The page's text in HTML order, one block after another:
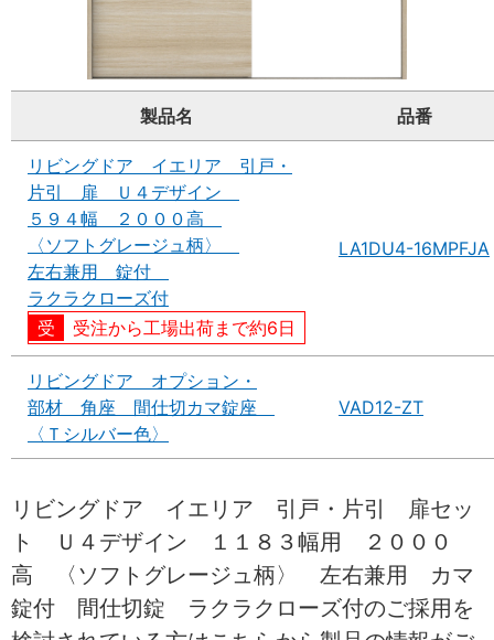
製品名 品番
リビングドア イエリア 引戸・
片引 扉 Ｕ４デザイン
５９４幅 ２０００高
〈ソフトグレージュ柄〉
左右兼用 錠付
ラクラクローズ付
受注から工場出荷まで約6日
LA1DU4-16MPFJA
リビングドア オプション・
部材 角座 間仕切カマ錠座
〈Ｔシルバー色〉
VAD12-ZT
リビングドア イエリア 引戸・片引 扉セッ
ト Ｕ４デザイン １１８３幅用 ２０００
高 〈ソフトグレージュ柄〉 左右兼用 カマ
錠付 間仕切錠 ラクラクローズ付のご採用を